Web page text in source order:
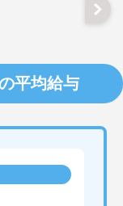
平均給与